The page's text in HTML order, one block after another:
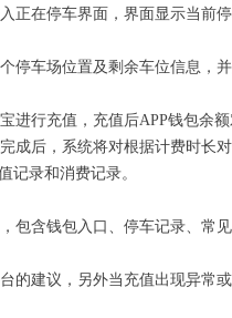
正在停车界面，界面显示当前
停车场位置及剩余车位信息，
进行充值，充值后APP钱包余额
成后，系统将对根据计费时长对
记录和消费记录。
包含钱包入口、停车记录、常
的建议，另外当充值出现异常